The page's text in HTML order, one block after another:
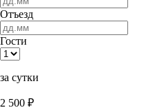
Отъезд
Гости
за сутки
2 500 ₽